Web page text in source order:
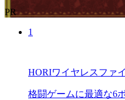
PR
1
HORIワイヤレスファ
格闘ゲームに最適な6